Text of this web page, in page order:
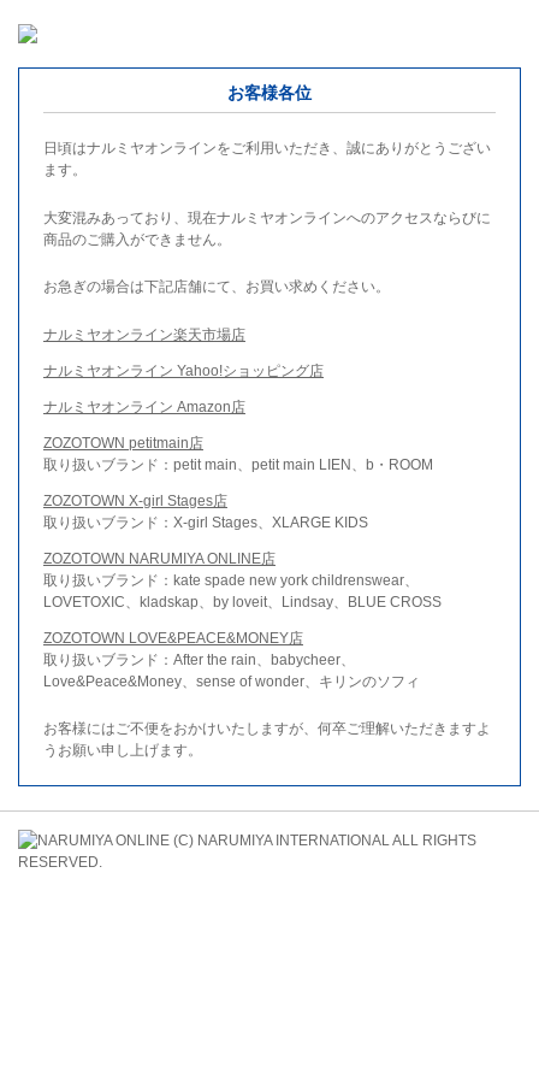
お客様各位
日頃はナルミヤオンラインをご利用いただき、誠にありがとうござい
ます。
大変混みあっており、現在ナルミヤオンラインへのアクセスならびに
商品のご購入ができません。
お急ぎの場合は下記店舗にて、お買い求めください。
ナルミヤオンライン楽天市場店
ナルミヤオンライン Yahoo!ショッピング店
ナルミヤオンライン Amazon店
ZOZOTOWN petitmain店
取り扱いブランド：petit main、petit main LIEN、b・ROOM
ZOZOTOWN X-girl Stages店
取り扱いブランド：X-girl Stages、XLARGE KIDS
ZOZOTOWN NARUMIYA ONLINE店
取り扱いブランド：kate spade new york childrenswear、
LOVETOXIC、kladskap、by loveit、Lindsay、BLUE CROSS
ZOZOTOWN LOVE&PEACE&MONEY店
取り扱いブランド：After the rain、babycheer、
Love&Peace&Money、sense of wonder、キリンのソフィ
お客様にはご不便をおかけいたしますが、何卒ご理解いただきますよ
うお願い申し上げます。